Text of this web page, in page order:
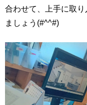
合わせて、上手に取
ましょう(#^^#)